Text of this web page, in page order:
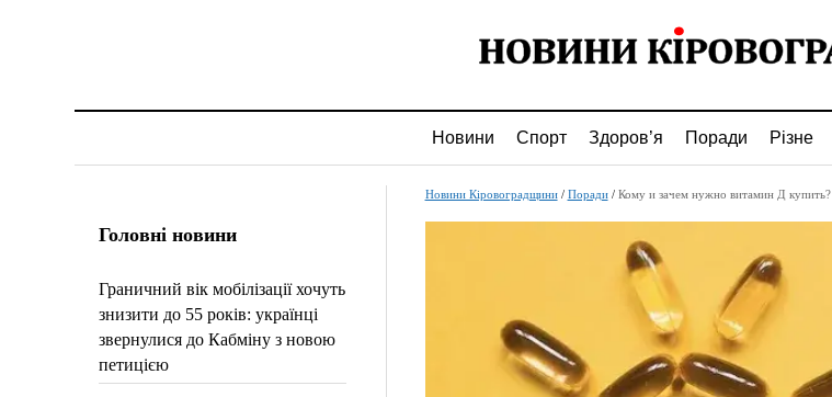
Новини Спорт Здоров’я Поради Різне
Головні новини
Граничний вік мобілізації хочуть
знизити до 55 років: українці
звернулися до Кабміну з новою
петицією
Новини Кіровоградщини/ Поради/ Кому и зачем нужно витамин Д купить?